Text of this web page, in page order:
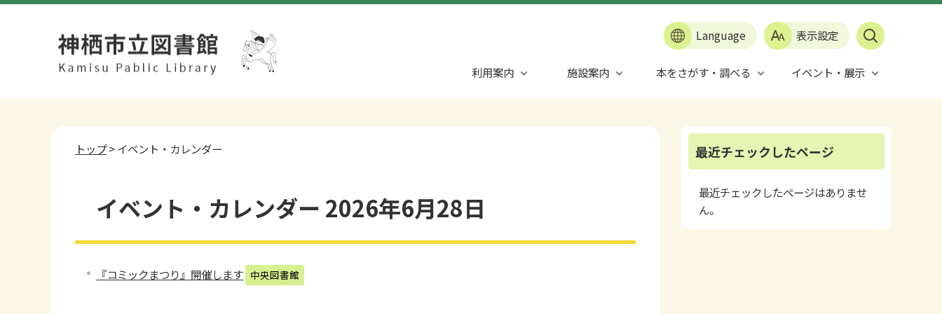
Language 表示設定
利用案内 施設案内 本をさがす・調べる イベント・展示
トップ> イベント・カレンダー
イベント・カレンダー 2026年6月28日
『コミックまつり』開催します 中央図書館
最近チェックしたページ
最近チェックしたページはありませ
ん。